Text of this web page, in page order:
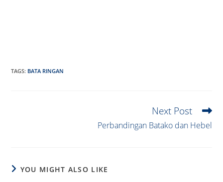
TAGS: BATA RINGAN
Next Post
Perbandingan Batako dan Hebel
YOU MIGHT ALSO LIKE